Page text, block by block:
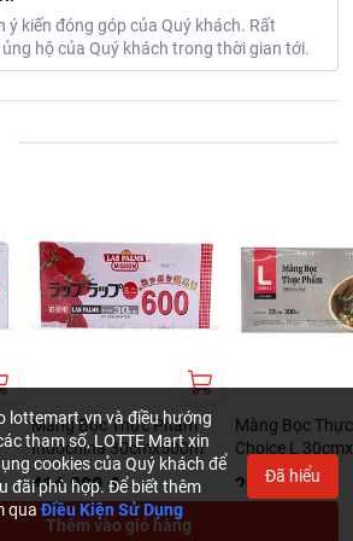
Thêm vào giỏ hàng
phẩm được nâng cao giúp người tiêu dùng
chọn mua hàng có nhãn Choice L.
vui lòng xem chính sách tại:
vi-nsg/faq/39
ý kiến đóng góp của Quý khách. Rất
hộ của Quý khách trong thời gian tới.
Màng Bọc Thực Phẩm
Indochina 30cmx500m
414.900 ₫
36Lượt xem
Màng Bọc
Choice L
206.900 ₫
lottemart.vn và điều hướng
tham số, LOTTE Mart xin
cookies của Quý khách để
đãi phù hợp. Để biết thêm
quaĐiều Kiện Sử Dụng
Đã hiểu